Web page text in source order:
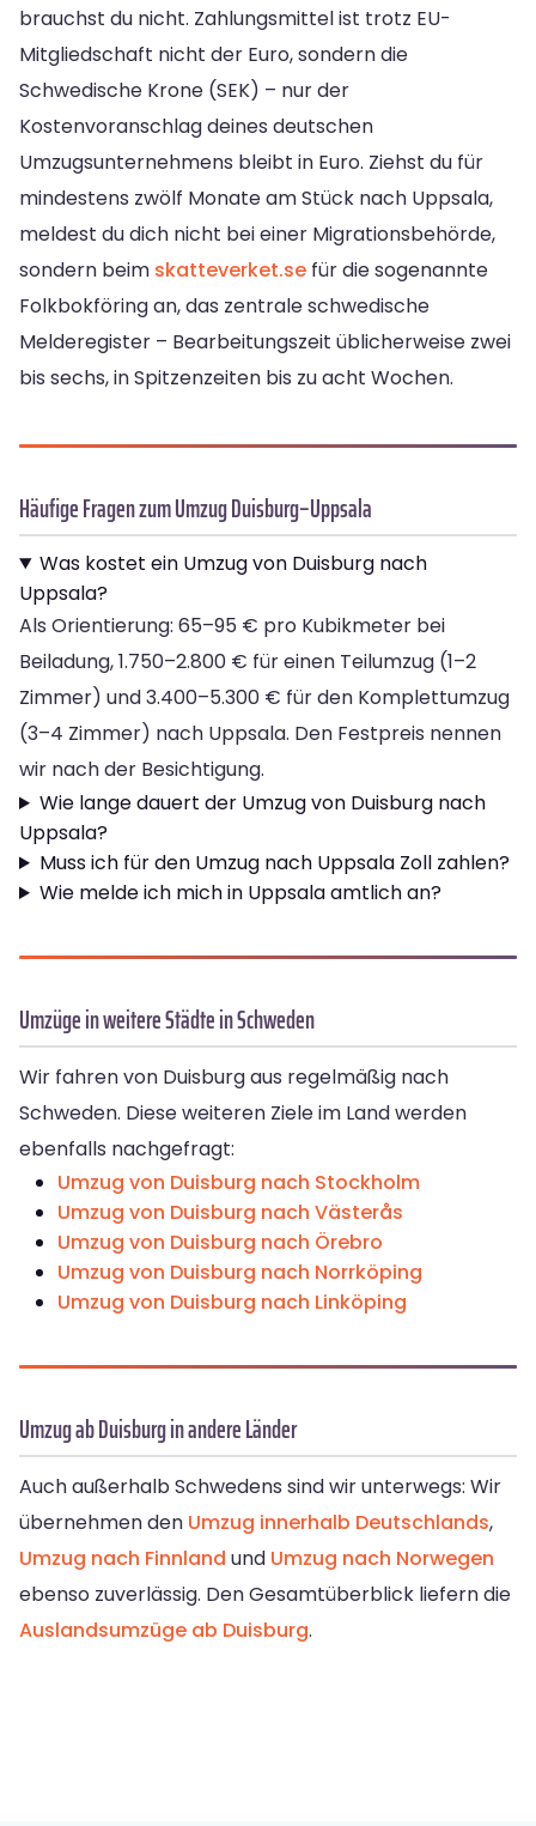
brauchst du nicht. Zahlungsmittel ist trotz EU-
Mitgliedschaft nicht der Euro, sondern die
Schwedische Krone (SEK) – nur der
Kostenvoranschlag deines deutschen
Umzugsunternehmens bleibt in Euro. Ziehst du für
mindestens zwölf Monate am Stück nach Uppsala,
meldest du dich nicht bei einer Migrationsbehörde,
sondern beim skatteverket.se für die sogenannte
Folkbokföring an, das zentrale schwedische
Melderegister – Bearbeitungszeit üblicherweise zwei
bis sechs, in Spitzenzeiten bis zu acht Wochen.
Häufige Fragen zum Umzug Duisburg–Uppsala
Was kostet ein Umzug von Duisburg nach
Uppsala?
Als Orientierung: 65–95 € pro Kubikmeter bei
Beiladung, 1.750–2.800 € für einen Teilumzug (1–2
Zimmer) und 3.400–5.300 € für den Komplettumzug
(3–4 Zimmer) nach Uppsala. Den Festpreis nennen
wir nach der Besichtigung.
Wie lange dauert der Umzug von Duisburg nach
Uppsala?
Muss ich für den Umzug nach Uppsala Zoll zahlen?
Wie melde ich mich in Uppsala amtlich an?
Umzüge in weitere Städte in Schweden
Wir fahren von Duisburg aus regelmäßig nach
Schweden. Diese weiteren Ziele im Land werden
ebenfalls nachgefragt:
Umzug von Duisburg nach Stockholm
Umzug von Duisburg nach Västerås
Umzug von Duisburg nach Örebro
Umzug von Duisburg nach Norrköping
Umzug von Duisburg nach Linköping
Umzug ab Duisburg in andere Länder
Auch außerhalb Schwedens sind wir unterwegs: Wir
übernehmen den Umzug innerhalb Deutschlands,
Umzug nach Finnland und Umzug nach Norwegen
ebenso zuverlässig. Den Gesamtüberblick liefern die
Auslandsumzüge ab Duisburg.